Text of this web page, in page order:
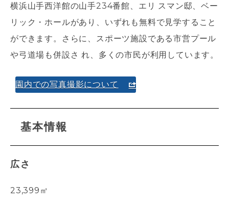
横浜山手西洋館の山手234番館、エリ スマン邸、ベー
リック・ホールがあり、いずれも無料で見学すること
ができます。さらに、スポーツ施設である市営プール
や弓道場も併設さ れ、多くの市民が利用しています。
園内での写真撮影について
基本情報
広さ
23,399㎡